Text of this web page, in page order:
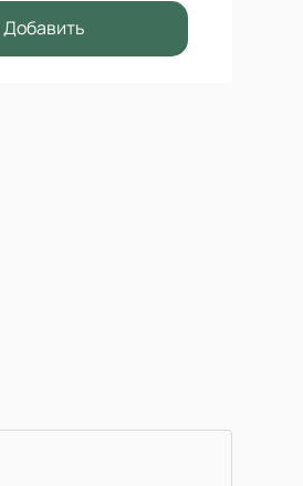
Добавить